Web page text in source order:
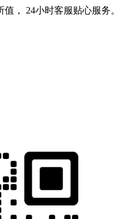
， 24小时客服贴心服务。